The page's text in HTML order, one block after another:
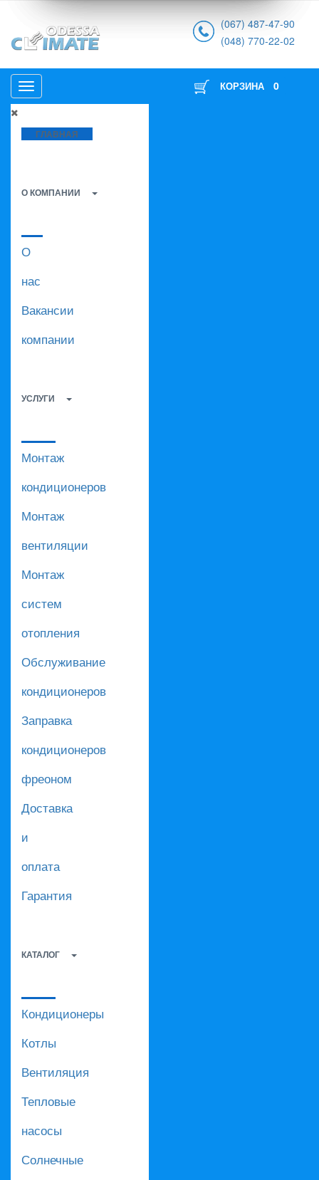
(067) 487-47-90
(048) 770-22-02
ГЛАВНАЯ
О КОМПАНИИ
О
нас
Вакансии
компании
УСЛУГИ
Монтаж
кондиционеров
Монтаж
вентиляции
Монтаж
систем
отопления
Обслуживание
кондиционеров
Заправка
кондиционеров
фреоном
Доставка
и
оплата
Гарантия
КАТАЛОГ
Кондиционеры
Котлы
Вентиляция
Тепловые
насосы
Солнечные
КОРЗИНА 0